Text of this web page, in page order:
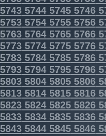
5743574457455746
5753575457555756
5763576457655766
5773577457755776
5783578457855786
5793579457955796
5803580458055806
5813581458155816
5823582458255826
5833583458355836
5843584458455846